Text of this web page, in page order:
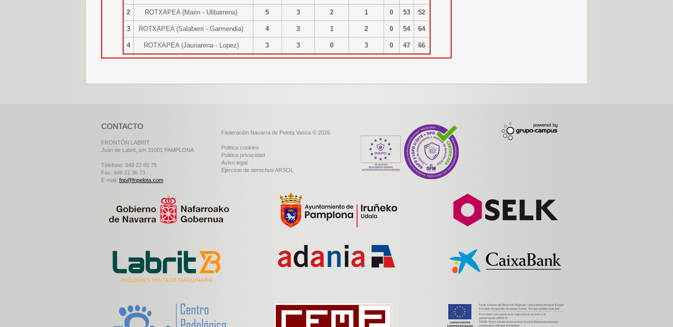
2 ROTXAPEA (Marin - Ulibarrena) 5 3 2 1 0 53 52
3 ROTXAPEA (Salaberri - Garmendia) 4 3 1 2 0 54 64
4 ROTXAPEA (Jaunarena - Lopez) 3 3 0 3 0 47 66
CONTACTO
FRONTÓN LABRIT
Juán de Labrit, s/n 31001 PAMPLONA
Télefono: 948 22 60 75
Fax: 948 21 36 73
E-mail: fnp@fnpelota.com
Federación Navarra de Pelota Vasca © 2026
Politica cookies
Politica privacidad
Aviso legal
Ejercicio de derechos ARSOL